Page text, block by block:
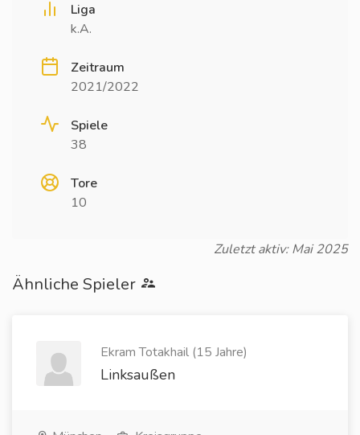
Liga
k.A.
Zeitraum
2021/2022
Spiele
38
Tore
10
Zuletzt aktiv: Mai 2025
Ähnliche Spieler
Ekram Totakhail (15 Jahre)
Linksaußen